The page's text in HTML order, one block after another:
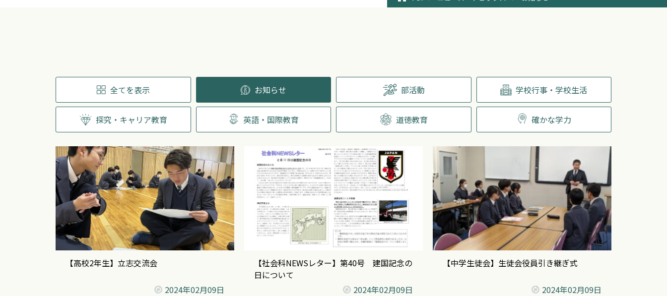
全てを表示 お知らせ 部活動 学校行事・学校生活
探究・キャリア教育 英語・国際教育 道徳教育 確かな学力
【高校2年生】立志交流会
2024年02月09日
【社会科NEWSレター】第40号 建国記念の
日について
2024年02月09日
【中学生徒会】生徒会役員引き継ぎ式
2024年02月09日